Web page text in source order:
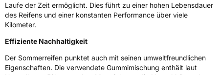
Laufe der Zeit ermöglicht. Dies führt zu einer hohen Lebensdauer
des Reifens und einer konstanten Performance über viele
Kilometer.
Effiziente Nachhaltigkeit
Der Sommerreifen punktet auch mit seinen umweltfreundlichen
Eigenschaften. Die verwendete Gummimischung enthält laut